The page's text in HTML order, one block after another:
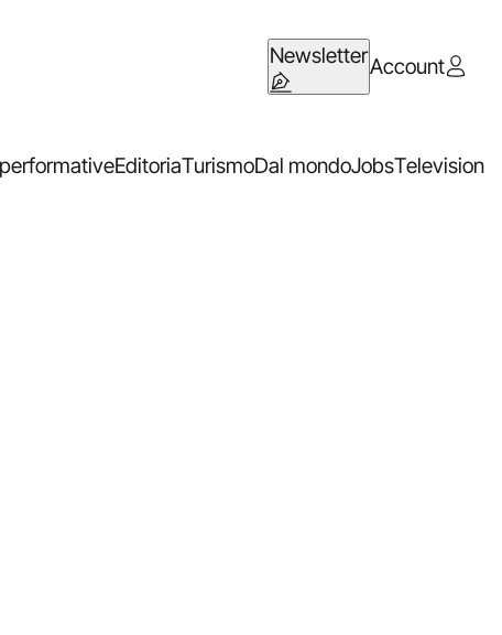
NewsletterAccount
EditoriaTurismoDal mondoJobsTelevision